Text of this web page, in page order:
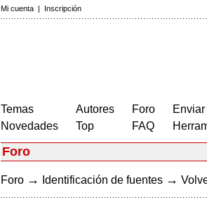
Mi cuenta | Inscripción
Temas
Novedades
Autores
Top
Foro
FAQ
Foro
Foro → Identificación de fuentes →